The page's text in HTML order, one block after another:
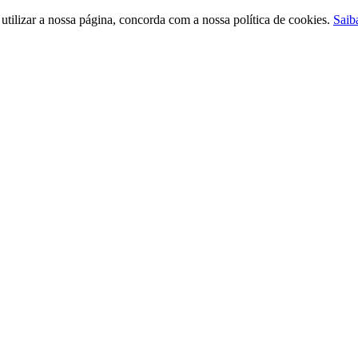
a nossa página, concorda com a nossa política de cookies.